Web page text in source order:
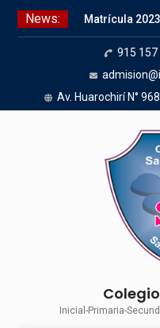
News: Matrícula 2023
915 157
Av. Huarochirí N°
Inicial-Primaria-